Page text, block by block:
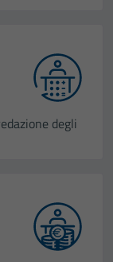
degli